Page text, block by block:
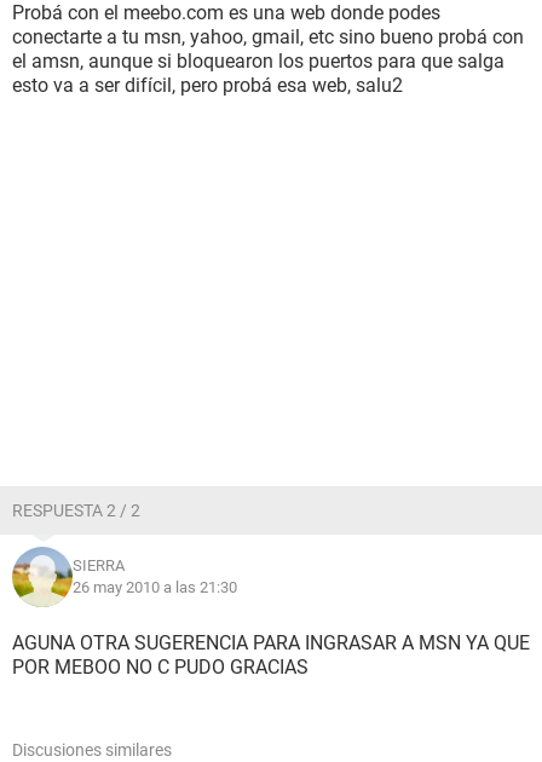
Probá con el meebo.com es una web donde podes
conectarte a tu msn, yahoo, gmail, etc sino bueno probá con
el amsn, aunque si bloquearon los puertos para que salga
esto va a ser difícil, pero probá esa web, salu2
RESPUESTA 2 / 2
SIERRA
26 may 2010 a las 21:30
AGUNA OTRA SUGERENCIA PARA INGRASAR A MSN YA QUE
POR MEBOO NO C PUDO GRACIAS
Discusiones similares